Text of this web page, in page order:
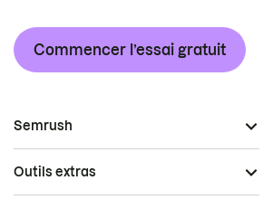
Commencer l’essai gratuit
Semrush
Outils extras